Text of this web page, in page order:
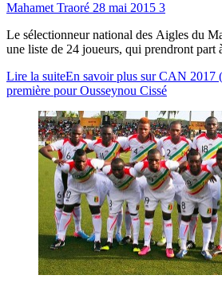
Mahamet Traoré 28 mai 2015 3
Le sélectionneur national des Aigles du
une liste de 24 joueurs, qui prendront part
Lire la suiteEn savoir plus sur CAN 2017
première pour Ousseynou Cissé